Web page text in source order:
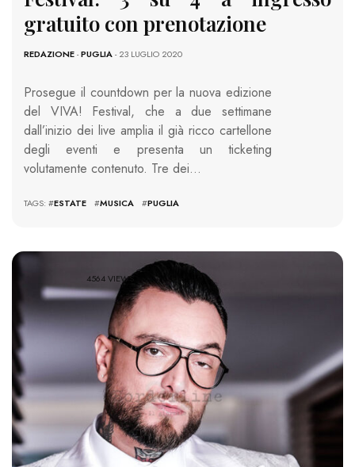
gratuito con prenotazione
REDAZIONE-PUGLIA- 23 LUGLIO 2020
Prosegue il countdown per la nuova edizione
del VIVA! Festival, che a due settimane
dall’inizio dei live amplia il già ricco cartellone
degli eventi e presenta un ticketing
volutamente contenuto. Tre dei…
TAGS: #ESTATE #MUSICA #PUGLIA
4564 VIEWS